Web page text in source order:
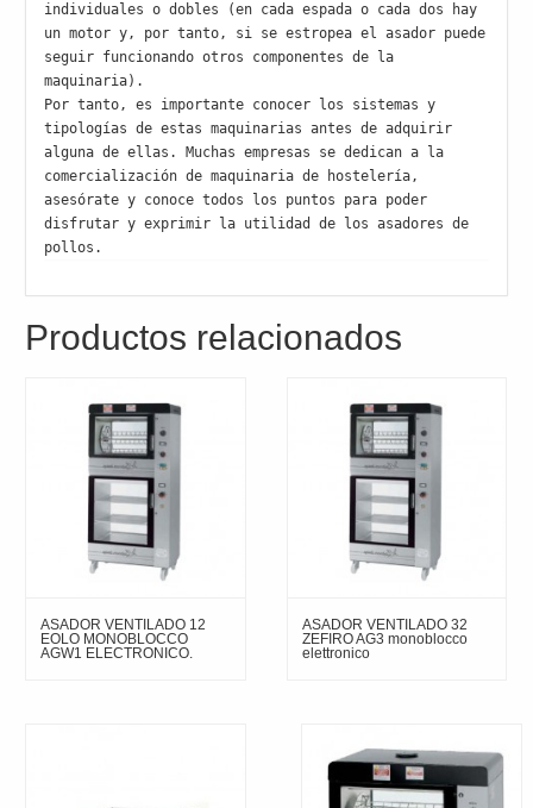
individuales o dobles (en cada espada o cada dos hay
un motor y, por tanto, si se estropea el asador puede
seguir funcionando otros componentes de la
maquinaria).
Por tanto, es importante conocer los sistemas y
tipologías de estas maquinarias antes de adquirir
alguna de ellas. Muchas empresas se dedican a la
comercialización de maquinaria de hostelería,
asesórate y conoce todos los puntos para poder
disfrutar y exprimir la utilidad de los asadores de
pollos.
Productos relacionados
ASADOR VENTILADO 12
EOLO MONOBLOCCO
AGW1 ELECTRONICO.
ASADOR VENTILADO 32
ZEFIRO AG3 monoblocco
elettronico